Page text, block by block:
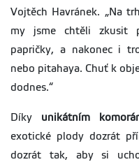
Vojtěch Havránek. „Na
my jsme chtěli zkusit
papričky, a nakonec i
nebo pitahaya. Chuť k
dodnes.“
Díky unikátním
exotické plody dozrát
dozrát tak, aby si